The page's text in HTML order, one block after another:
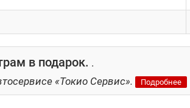
в подарок. .
«Токио Сервис». Подробнее